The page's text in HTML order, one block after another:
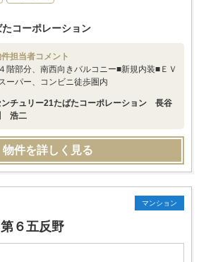
コーポレーション
担当者コメント
階部分、南西向きバルコニー■新規内装■ＥＶ
ーパー、コンビニ徒歩圏内
ンチュリー21たばたコーポレーション 長谷
浩二
物件を詳しく見る
マンション
６五反野